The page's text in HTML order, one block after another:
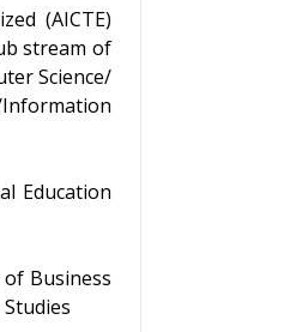
(AICTE)
stream of
Science/
Education
Business